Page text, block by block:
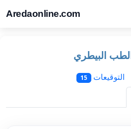
Aredaonline.com
البيطري
التوقيعات 15